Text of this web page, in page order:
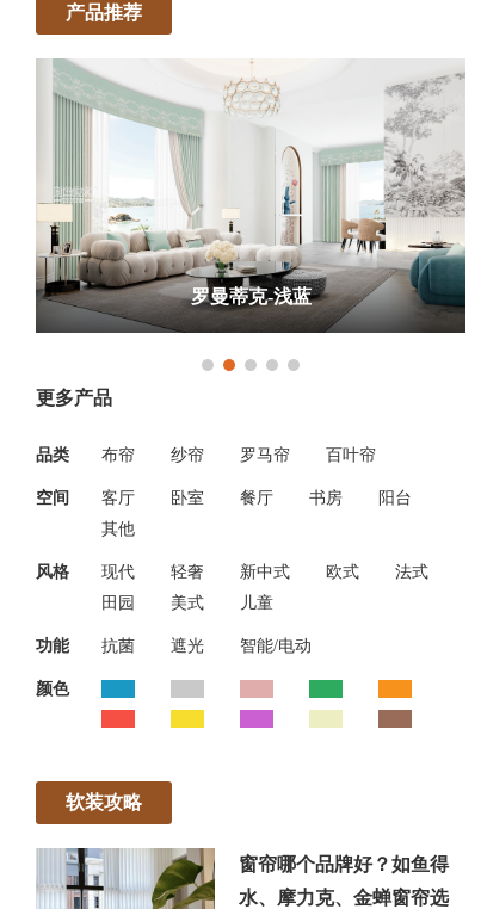
产品推荐
罗曼蒂克-浅蓝
更多产品
品类 布帘 纱帘 罗马帘 百叶帘
空间 客厅 卧室 餐厅 书房
阳台
其他
风格 现代 轻奢 新中式 欧式
法式
田园
美式 儿童
功能 抗菌 遮光 智能/电动
颜色
软装攻略
窗帘哪个品牌好？如鱼得
水、摩力克、金蝉窗帘选